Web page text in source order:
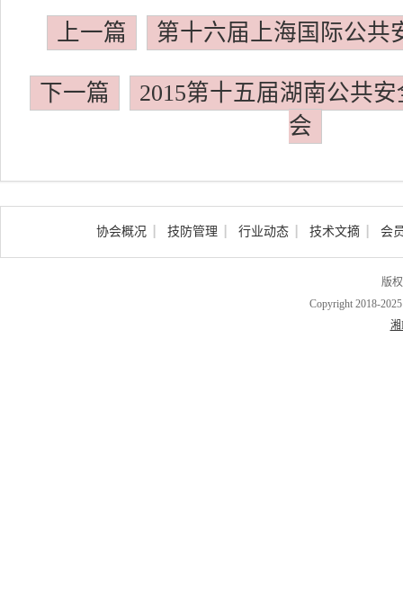
上一篇
第十六届上海国际公共
下一篇
2015第十五届湖南公共
会
协会概况 技防管理 行业动态 技术文摘 会
版
Copyright 2018-
湘